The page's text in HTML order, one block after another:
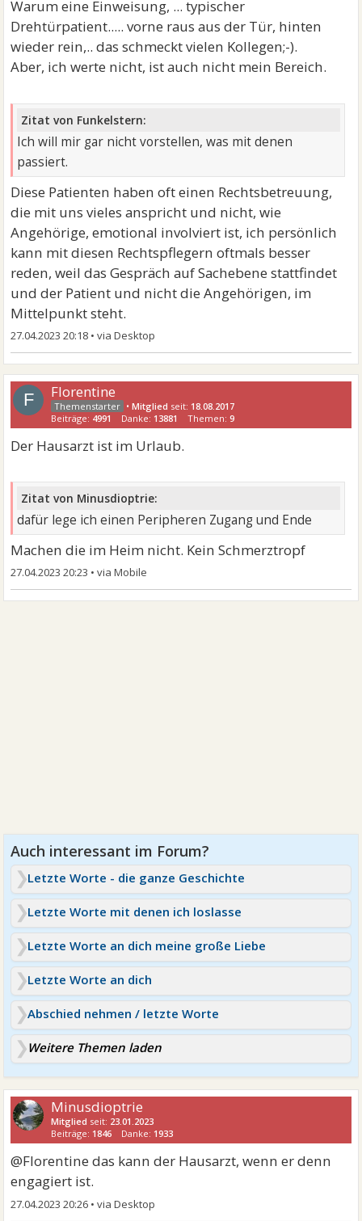
Warum eine Einweisung, ... typischer
Drehtürpatient..... vorne raus aus der Tür, hinten
wieder rein,.. das schmeckt vielen Kollegen;-).
Aber, ich werte nicht, ist auch nicht mein Bereich.
Zitat von Funkelstern:
Ich will mir gar nicht vorstellen, was mit denen
passiert.
Diese Patienten haben oft einen Rechtsbetreuung,
die mit uns vieles anspricht und nicht, wie
Angehörige, emotional involviert ist, ich persönlich
kann mit diesen Rechtspflegern oftmals besser
reden, weil das Gespräch auf Sachebene stattfindet
und der Patient und nicht die Angehörigen, im
Mittelpunkt steht.
27.04.2023 20:18 •
F Florentine
•Mitglied seit: 18.08.2017
Beiträge: 4991 Danke: 13881 Themen:9
Der Hausarzt ist im Urlaub.
Zitat von Minusdioptrie:
dafür lege ich einen Peripheren Zugang und Ende
Machen die im Heim nicht. Kein Schmerztropf
27.04.2023 20:23 •
Letzte Worte - die ganze Geschichte
Letzte Worte mit denen ich loslasse
Letzte Worte an dich meine große Liebe
Letzte Worte an dich
Abschied nehmen / letzte Worte
Weitere Themen laden
Minusdioptrie
Mitglied seit: 23.01.2023
Beiträge: 1846 Danke: 1933
@Florentine das kann der Hausarzt, wenn er denn
engagiert ist.
27.04.2023 20:26 •